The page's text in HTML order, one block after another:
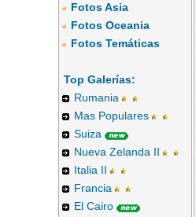
Fotos Asia
Fotos Oceania
Fotos Temáticas
Top Galerías:
Rumania
Mas Populares
Suiza
Nueva Zelanda II
Italia II
Francia
El Cairo